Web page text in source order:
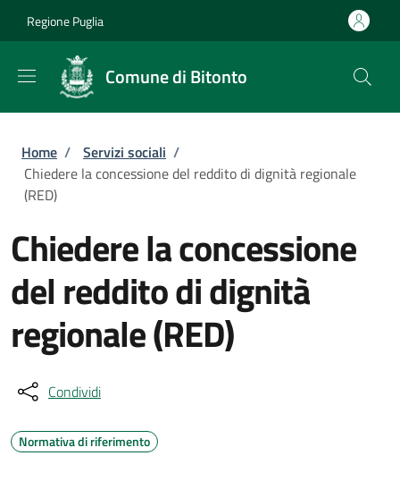
Regione Puglia
Comune di Bitonto
Briciole di pane
Home / Servizi sociali /
Chiedere la concessione del reddito di dignità regionale
(RED)
Chiedere la concessione
del reddito di dignità
regionale (RED)
Condividi
Normativa di riferimento